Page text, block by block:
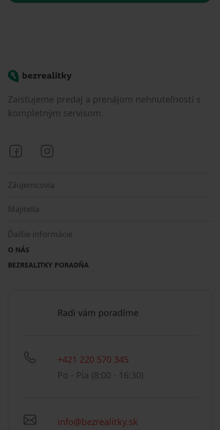
Bezrealitky
Zaisťujeme predaj a prenájom nehnuteľností s
kompletným servisom.
Bezrealitky na Facebooku
Záujemcovia
Majitelia
Ďalšie informácie
O NÁS
BEZREALITKY PORADŇA
Radi vám poradíme
+421 220 570 345
Po - Pia (8:00 - 16:30)
info@bezrealitky.sk